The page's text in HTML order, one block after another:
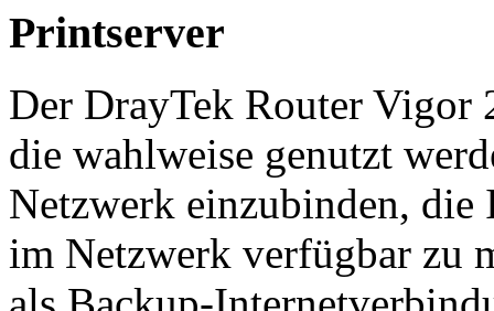
Printserver
Der DrayTek Router Vigor
die wahlweise genutzt
Netzwerk einzubinden, die
im Netzwerk verfügbar zu